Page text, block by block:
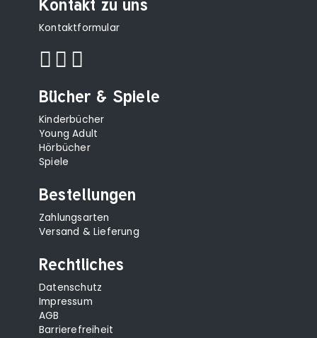
Kontaktformular
Bücher & Spiele
Kinderbücher
Young Adult
Hörbücher
Spiele
Bestellungen
Zahlungsarten
Versand & Lieferung
Rechtliches
Datenschutz
Impressum
AGB
Barrierefreiheit